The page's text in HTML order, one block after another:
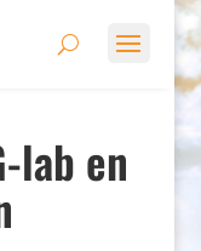
lab en